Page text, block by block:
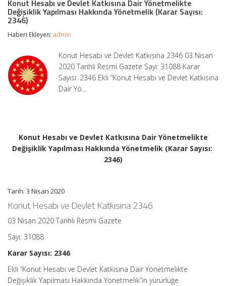
ve
Devlet
Dair
Yapılması
Hakkında
Yönetmelik
(Karar
Sayısı:
Konut Hesabı ve Devlet Katkısına Dair Yönetmelikte
Değişiklik Yapılması Hakkında Yönetmelik (Karar Sayısı:
2346)
Haberi Ekleyen: admin
Konut Hesabı ve Devlet Katkısına 2346 03 Nisan
2020 Tarihli Resmi Gazete Sayı: 31088 Karar
Sayısı: 2346 Ekli “Konut Hesabı ve Devlet Katkısına
Dair Yö…
Konut Hesabı ve Devlet Katkısına Dair Yönetmelikte
Değişiklik Yapılması Hakkında Yönetmelik (Karar Sayısı:
2346)
Tarih: 3 Nisan 2020
Konut Hesabı ve Devlet Katkısına 2346
03 Nisan 2020 Tarihli Resmi Gazete
Sayı: 31088
Karar Sayısı: 2346
Ekli “Konut Hesabı ve Devlet Katkısına Dair Yönetmelikte
Değişiklik Yapılması Hakkında Yönetmelik”in yürürlüğe